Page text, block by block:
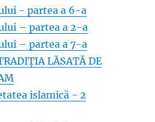
- partea a 6-a
– partea a 2-a
– partea a 7-a
LĂSATĂ DE
islamică - 2